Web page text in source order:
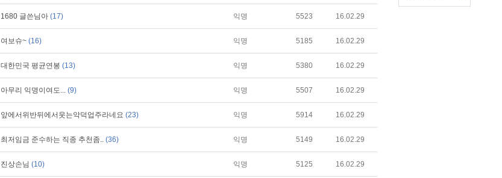
1680 글쓴님아 (17) 익명 5523 16.02.29
여보슈~ (16) 익명 5185 16.02.29
대한민국 평균연봉 (13) 익명 5380 16.02.29
아무리 익명이여도... (9) 익명 5507 16.02.29
앞에서위반뒤에서웃는악덕업주라네요 (23) 익명 5914 16.02.29
최저임금 준수하는 직종 추천좀.. (36) 익명 5149 16.02.29
진상손님 (10) 익명 5125 16.02.29